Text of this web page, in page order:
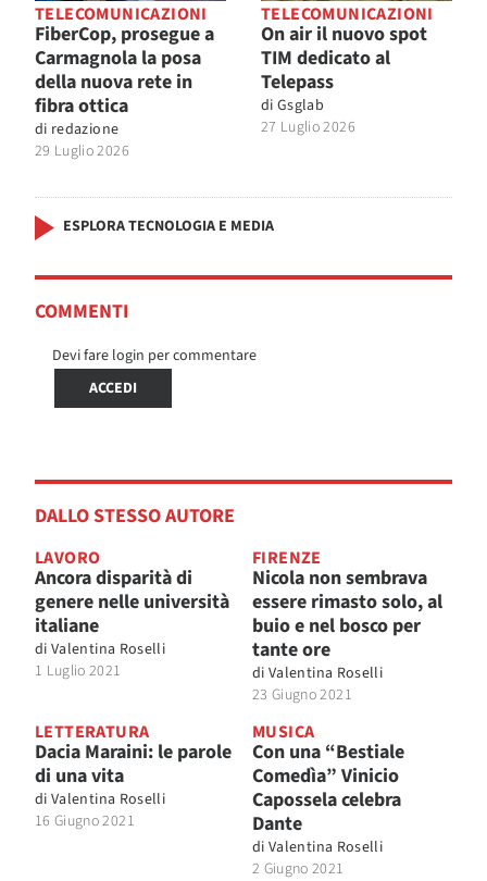
TELECOMUNICAZIONI
FiberCop, prosegue a
Carmagnola la posa
della nuova rete in
fibra ottica
di redazione
29 Luglio 2026
TELECOMUNICAZIONI
On air il nuovo spot
TIM dedicato al
Telepass
di Gsglab
27 Luglio 2026
ESPLORA TECNOLOGIA E MEDIA
COMMENTI
Devi fare login per commentare
ACCEDI
DALLO STESSO AUTORE
LAVORO
Ancora disparità di
genere nelle università
italiane
di Valentina Roselli
1 Luglio 2021
FIRENZE
Nicola non sembrava
essere rimasto solo, al
buio e nel bosco per
tante ore
di Valentina Roselli
23 Giugno 2021
LETTERATURA
Dacia Maraini: le parole
di una vita
di Valentina Roselli
16 Giugno 2021
MUSICA
Con una “Bestiale
Comedìa” Vinicio
Capossela celebra
Dante
di Valentina Roselli
2 Giugno 2021